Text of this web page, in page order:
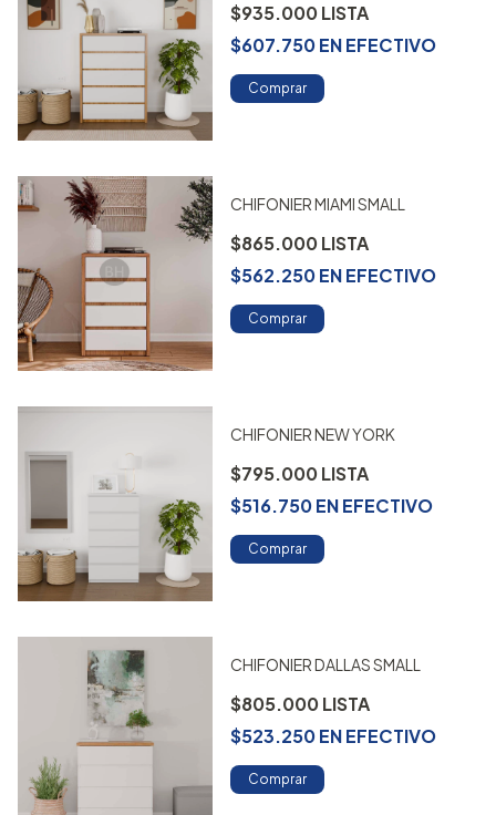
$935.000
$607.750ENEFECTIVO
Comprar
CHIFONIER MIAMI SMALL
$865.000
$562.250ENEFECTIVO
Comprar
CHIFONIER NEW YORK
$795.000
$516.750ENEFECTIVO
Comprar
CHIFONIER DALLAS SMALL
$805.000
$523.250ENEFECTIVO
Comprar